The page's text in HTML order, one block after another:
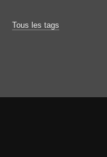
Tous les tags